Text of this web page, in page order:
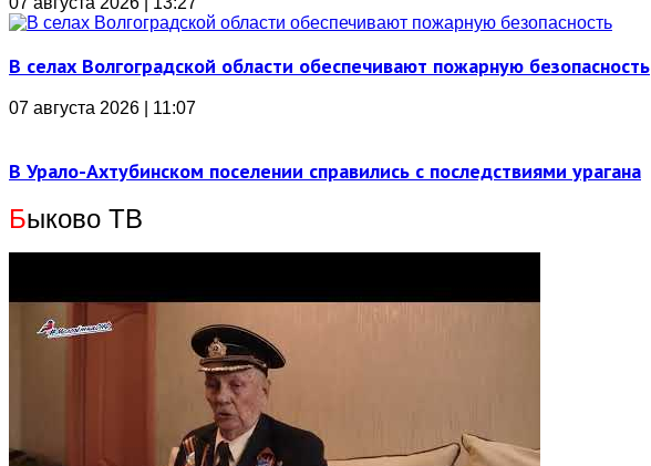
В селах Волгоградской области обеспечивают пожарную безопасность
07 августа 2026 | 11:07
В Урало-Ахтубинском поселении справились с последствиями урагана
Быково ТВ